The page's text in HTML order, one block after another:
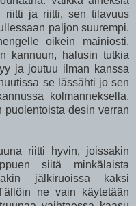
riitti ja riitti, sen tilavuus
paljon suurempi.
oikein mainiosti.
kannuun, halusin tutkia
ja joutuu ilman kanssa
se lässähti jo sen
kolmanneksella.
puolentoista desin verran
riitti hyvin, joissakin
siitä minkälaista
jälkiruoissa kaksi
ne vain käytetään